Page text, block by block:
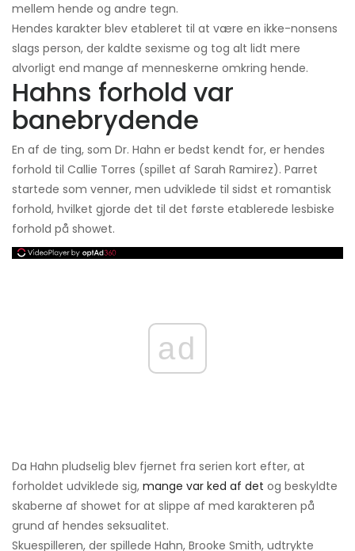
mellem hende og andre tegn.
Hendes karakter blev etableret til at være en ikke-nonsens
slags person, der kaldte sexisme og tog alt lidt mere
alvorligt end mange af menneskerne omkring hende.
Hahns forhold var
banebrydende
En af de ting, som Dr. Hahn er bedst kendt for, er hendes
forhold til Callie Torres (spillet af Sarah Ramirez). Parret
startede som venner, men udviklede til sidst et romantisk
forhold, hvilket gjorde det til det første etablerede lesbiske
forhold på showet.
ad
Da Hahn pludselig blev fjernet fra serien kort efter, at
forholdet udviklede sig, mange var ked af det og beskyldte
skaberne af showet for at slippe af med karakteren på
grund af hendes seksualitet.
Skuespilleren, der spillede Hahn, Brooke Smith, udtrykte